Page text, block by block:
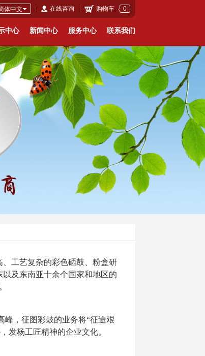
体中文
English
在线咨询 购物车 0
中心 新闻中心 服务中心 联系我们
工艺复杂的彩色硒鼓、粉盒研
及东南亚十余个国家和地区的
峰，征图彩鼓的业务将“征途艰
发杨工匠精神的企业文化。